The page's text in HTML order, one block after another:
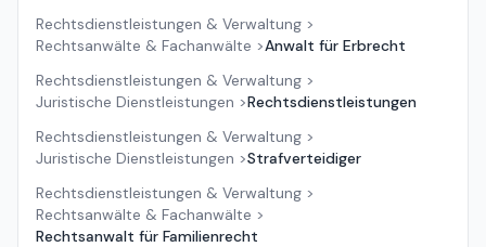
Rechtsdienstleistungen & Verwaltung >
Rechtsanwälte & Fachanwälte >Anwalt für Erbrecht
Rechtsdienstleistungen & Verwaltung >
Juristische Dienstleistungen >Rechtsdienstleistungen
Rechtsdienstleistungen & Verwaltung >
Juristische Dienstleistungen >Strafverteidiger
Rechtsdienstleistungen & Verwaltung >
Rechtsanwälte & Fachanwälte >
Rechtsanwalt für Familienrecht